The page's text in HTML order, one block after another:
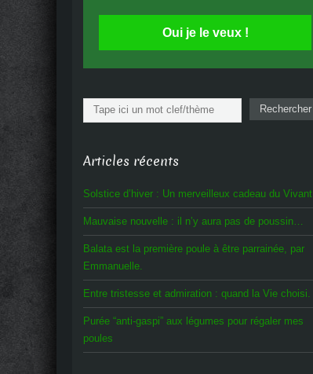
Oui je le veux !
Rechercher Rechercher
Articles récents
Solstice d’hiver : Un merveilleux cadeau du Vivant
Mauvaise nouvelle : il n’y aura pas de poussin…
Balata est la première poule à être parrainée, par
Emmanuelle.
Entre tristesse et admiration : quand la Vie choisi.
Purée “anti-gaspi” aux légumes pour régaler mes
poules